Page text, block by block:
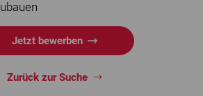
Jetzt bewerben
Zurück zur Suche